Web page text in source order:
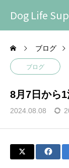
Dog Life
ブログ
ブログ
8月7日から1
2024.08.08